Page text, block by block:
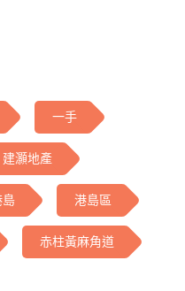
一手
建灝地產
島 港島區
赤柱黃麻角道